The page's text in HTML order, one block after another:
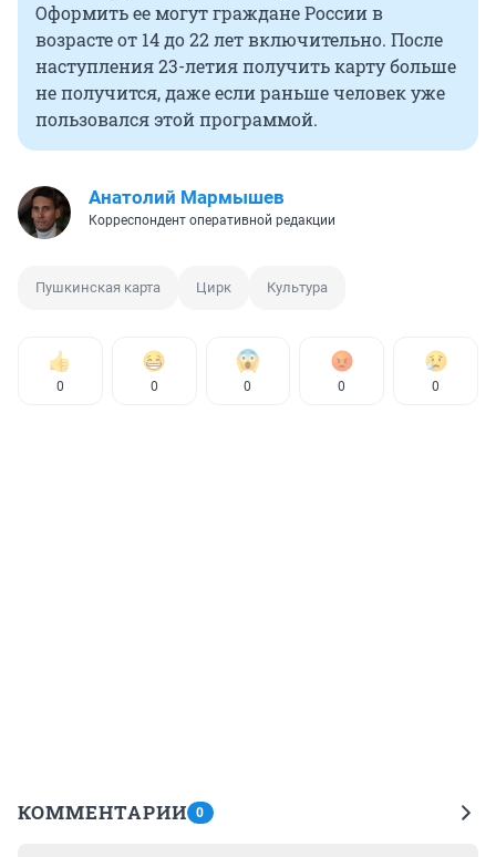
Оформить ее могут граждане России в
возрасте от 14 до 22 лет включительно. После
наступления 23-летия получить карту больше
не получится, даже если раньше человек уже
пользовался этой программой.
Анатолий Мармышев
Корреспондент оперативной редакции
Пушкинская карта Цирк Культура
0 0 0 0 0
КОММЕНТАРИИ 0